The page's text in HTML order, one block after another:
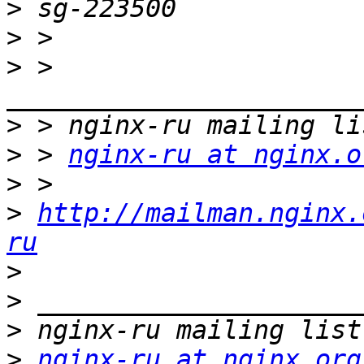
>
>
> >
>
> > nginx-ru at
>
> http://
ru
>
>
>